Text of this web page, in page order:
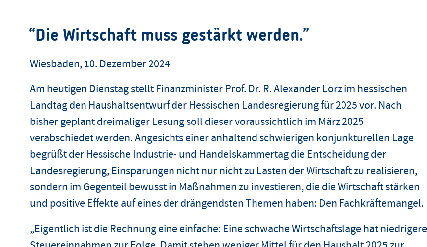
“Die Wirtschaft muss gestärkt werden.”
Wiesbaden, 10. Dezember 2024
Am heutigen Dienstag stellt Finanzminister Prof. Dr. R. Alexander Lorz im hessischen
Landtag den Haushaltsentwurf der Hessischen Landesregierung für 2025 vor. Nach
bisher geplant dreimaliger Lesung soll dieser voraussichtlich im März 2025
verabschiedet werden. Angesichts einer anhaltend schwierigen konjunkturellen Lage
begrüßt der Hessische Industrie- und Handelskammertag die Entscheidung der
Landesregierung, Einsparungen nicht nur nicht zu Lasten der Wirtschaft zu realisieren,
sondern im Gegenteil bewusst in Maßnahmen zu investieren, die die Wirtschaft stärken
und positive Effekte auf eines der drängendsten Themen haben: Den Fachkräftemangel.
„Eigentlich ist die Rechnung eine einfache: Eine schwache Wirtschaftslage hat niedrigere